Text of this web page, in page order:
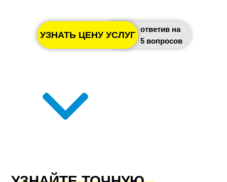
УЗНАТЬ ЦЕНУ УСЛУГ
ответив на
5 вопросов